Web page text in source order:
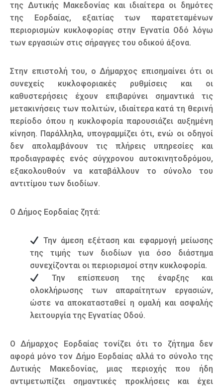
της Δυτικής Μακεδονίας και ιδιαίτερα οι δημότες
της Εορδαίας, εξαιτίας των παρατεταμένων
περιορισμών κυκλοφορίας στην Εγνατία Οδό λόγω
των εργασιών στις σήραγγες του οδικού άξονα.
Στην επιστολή του, ο Δήμαρχος επισημαίνει ότι οι
συνεχείς κυκλοφοριακές ρυθμίσεις και οι
καθυστερήσεις έχουν επιβαρύνει σημαντικά τις
μετακινήσεις των πολιτών, ιδιαίτερα κατά τη θερινή
περίοδο όπου η κυκλοφορία παρουσιάζει αυξημένη
κίνηση. Παράλληλα, υπογραμμίζει ότι, ενώ οι οδηγοί
δεν απολαμβάνουν τις πλήρεις υπηρεσίες και
προδιαγραφές ενός σύγχρονου αυτοκινητοδρόμου,
εξακολουθούν να καταβάλλουν το σύνολο του
αντιτίμου των διοδίων.
Ο Δήμος Εορδαίας ζητά:
Την άμεση εξέταση και εφαρμογή μείωσης
της τιμής των διοδίων για όσο διάστημα
συνεχίζονται οι περιορισμοί στην κυκλοφορία.
Την επίσπευση της έναρξης και
ολοκλήρωσης των απαραίτητων εργασιών,
ώστε να αποκατασταθεί η ομαλή και ασφαλής
λειτουργία της Εγνατίας Οδού.
Ο Δήμαρχος Εορδαίας τονίζει ότι το ζήτημα δεν
αφορά μόνο τον Δήμο Εορδαίας αλλά το σύνολο της
Δυτικής Μακεδονίας, μιας περιοχής που ήδη
αντιμετωπίζει σημαντικές προκλήσεις και έχει